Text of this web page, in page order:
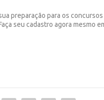
preparação para os concursos
seu cadastro agora mesmo